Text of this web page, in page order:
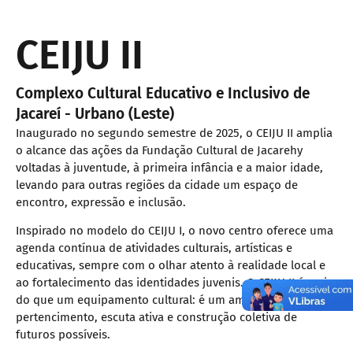
CEIJU II
Complexo Cultural Educativo e Inclusivo de
Jacareí - Urbano (Leste)
Inaugurado no segundo semestre de 2025, o CEIJU II amplia
o alcance das ações da Fundação Cultural de Jacarehy
voltadas à juventude, à primeira infância e a maior idade,
levando para outras regiões da cidade um espaço de
encontro, expressão e inclusão.
Inspirado no modelo do CEIJU I, o novo centro oferece uma
agenda contínua de atividades culturais, artísticas e
educativas, sempre com o olhar atento à realidade local e
ao fortalecimento das identidades juvenis. O CEIJU II é mais
do que um equipamento cultural: é um ambiente de
pertencimento, escuta ativa e construção coletiva de
futuros possíveis.